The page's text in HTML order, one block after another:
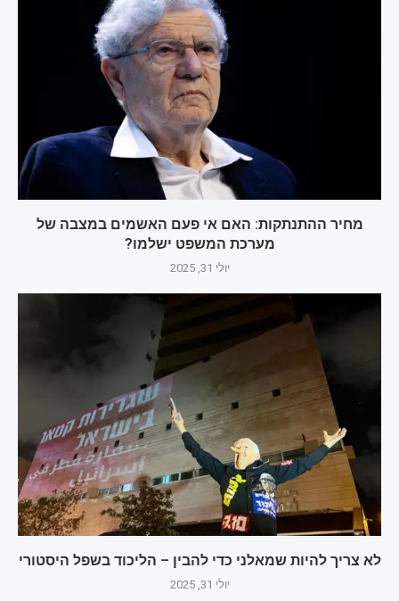
מחיר ההתנתקות: האם אי פעם האשמים במצבה של
מערכת המשפט ישלמו?
יולי 31, 2025
לא צריך להיות שמאלני כדי להבין – הליכוד בשפל היסטורי
יולי 31, 2025